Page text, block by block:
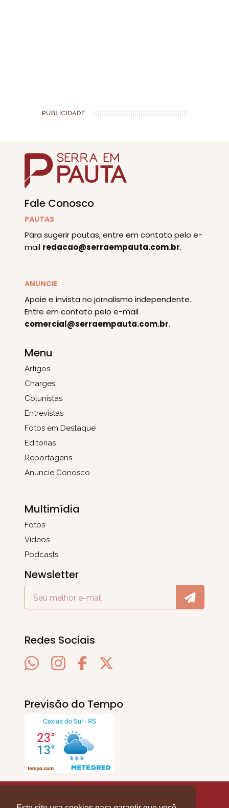
Fale Conosco
PAUTAS
Para sugerir pautas, entre em contato pelo e-
mail redacao@serraempauta.com.br.
ANUNCIE
Apoie e invista no jornalismo independente.
Entre em contato pelo e-mail
comercial@serraempauta.com.br.
Menu
Artigos
Charges
Colunistas
Entrevistas
Fotos em Destaque
Editorias
Reportagens
Anuncie Conosco
Multimídia
Fotos
Vídeos
Podcasts
Newsletter
Redes Sociais
Previsão do Tempo